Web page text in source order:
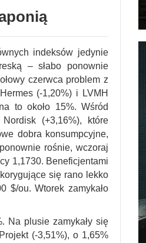
indeksów jedynie
– słabo ponownie
czerwca problem z
(-1,20%) i LVMH
to około 15%. Wśród
(+3,16%), które
dobra konsumpcyjne,
rośnie, wczoraj
1,1730. Beneficjentami
się rano lekko
$/ou. Wtorek zamykało
Na plusie zamykały się
(-3,51%), o 1,65%